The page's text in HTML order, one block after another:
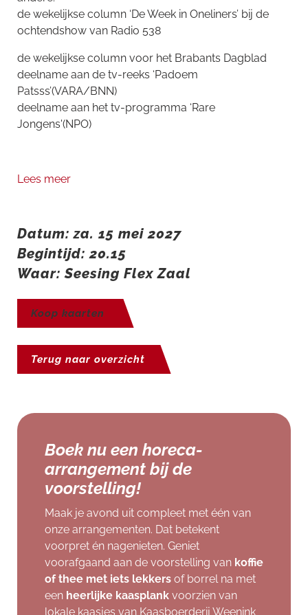
de wekelijkse column ‘De Week in Oneliners’ bij de
ochtendshow van Radio 538
de wekelijkse column voor het Brabants Dagblad
deelname aan de tv-reeks ‘Padoem
Patsss’(VARA/BNN)
deelname aan het tv-programma ‘Rare
Jongens'(NPO)
Lees meer
Datum: za. 15 mei 2027
Begintijd: 20.15
Waar: Seesing Flex Zaal
Koop kaarten
Terug naar overzicht
Boek nu een horeca-
arrangement bij de
voorstelling!
Maak je avond uit compleet met één van
onze arrangementen. Dat betekent
voorpret én nagenieten. Geniet
voorafgaand aan de voorstelling van koffie
of thee met iets lekkers of borrel na met
een heerlijke kaasplank voorzien van
lokale kaasjes van Kaasboerderij Weenink